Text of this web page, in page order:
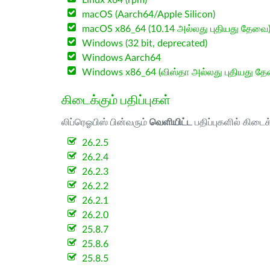
macOS (Aarch64/Apple Silicon)
macOS x86_64 (10.14 அல்லது புதியது தேவை)
Windows (32 bit, deprecated)
Windows Aarch64
Windows x86_64 (விஸ்தா அல்லது புதியது
கிடைக்கும் பதிப்புகள்
லிப்ரெஓபிஸ் பின்வரும் வெளியிட்ட பதிப்புகளில்
26.2.5
26.2.4
26.2.3
26.2.2
26.2.1
26.2.0
25.8.7
25.8.6
25.8.5